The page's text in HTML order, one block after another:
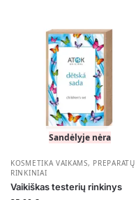
Sandėlyje nėra
KOSMETIKA VAIKAMS, PREPARATŲ
RINKINIAI
Vaikiškas testerių rinkinys